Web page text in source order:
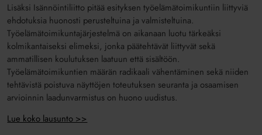
Lisäksi Isännöintiliitto pitää esityksen työelämätoimikuntiin liittyviä
ehdotuksia huonosti perusteltuina ja valmisteltuina.
Työelämätoimikuntajärjestelmä on aikanaan luotu tärkeäksi
kolmikantaiseksi elimeksi, jonka päätehtävät liittyvät sekä
ammatillisen koulutuksen laatuun että sisältöön.
Työelämätoimikuntien määrän radikaali vähentäminen sekä niiden
tehtävistä poistuva näyttöjen toteutuksen seuranta ja osaamisen
arvioinnin laadunvarmistus on huono uudistus.
Lue koko lausunto >>